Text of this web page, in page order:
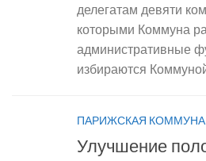
делегатам девяти
которыми Коммуна
административные
избираются
ПАРИЖСКАЯ КОММУНА
Улучшение